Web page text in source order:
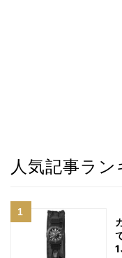
人気記事ラ